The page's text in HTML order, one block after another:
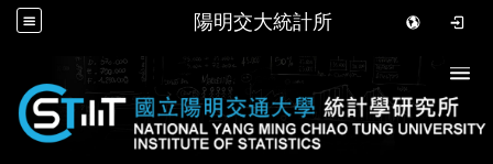
陽明交大統計所